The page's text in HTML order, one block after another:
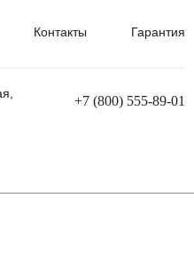
Контакты Гарантия
+7 (800) 555-89-01